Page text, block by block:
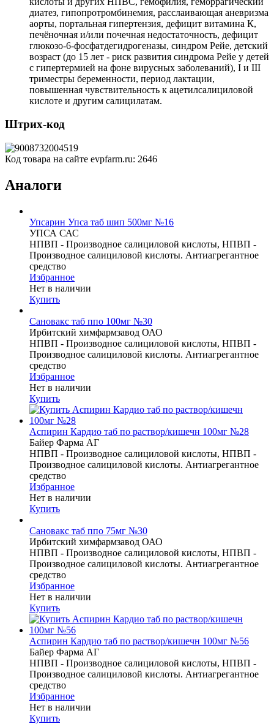
диатез, гипопротромбинемия, расслаивающая аневризма
аорты, портальная гипертензия, дефицит витамина К,
печёночная и/или почечная недостаточность, дефицит
глюкозо-6-фосфатдегидрогеназы, синдром Рейе, детский
возраст (до 15 лет - риск развития синдрома Рейе у детей
с гипертермией на фоне вирусных заболеваний), I и III
триместры беременности, период лактации,
повышенная чувствительность к ацетилсалициловой
кислоте и другим салицилатам.
Штрих-код
Код товара на сайте evpfarm.ru: 2646
Аналоги
Упсарин Упса таб шип 500мг №16
УПСА САС
НПВП - Производное салициловой кислоты, НПВП -
Производное салициловой кислоты. Антиагрегантное
средство
Избранное
Нет в наличии
Купить
Сановакс таб ппо 100мг №30
Ирбитский химфармзавод ОАО
НПВП - Производное салициловой кислоты, НПВП -
Производное салициловой кислоты. Антиагрегантное
средство
Избранное
Нет в наличии
Купить
Аспирин Кардио таб по раствор/кишечн 100мг №28
Байер Фарма АГ
НПВП - Производное салициловой кислоты, НПВП -
Производное салициловой кислоты. Антиагрегантное
средство
Избранное
Нет в наличии
Купить
Сановакс таб ппо 75мг №30
Ирбитский химфармзавод ОАО
НПВП - Производное салициловой кислоты, НПВП -
Производное салициловой кислоты. Антиагрегантное
средство
Избранное
Нет в наличии
Купить
Аспирин Кардио таб по раствор/кишечн 100мг №56
Байер Фарма АГ
НПВП - Производное салициловой кислоты, НПВП -
Производное салициловой кислоты. Антиагрегантное
средство
Избранное
Нет в наличии
Купить